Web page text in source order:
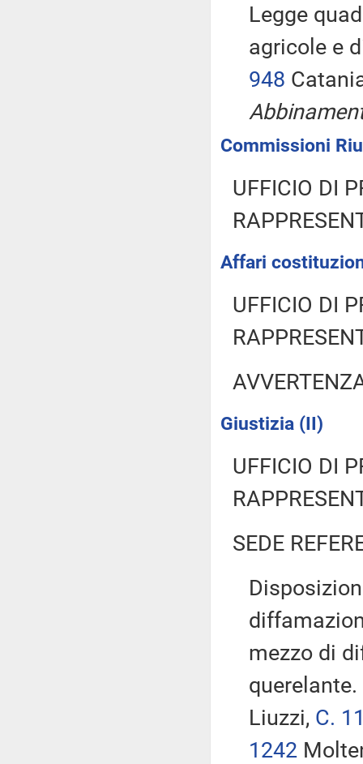
Legge
agricole e
948
Commissioni
UFFICIO DI
Affari
UFFICIO DI
Giustizia (II)
UFFICIO DI
SEDE
mezzo di
querelante.
Liuzzi, C.
1242